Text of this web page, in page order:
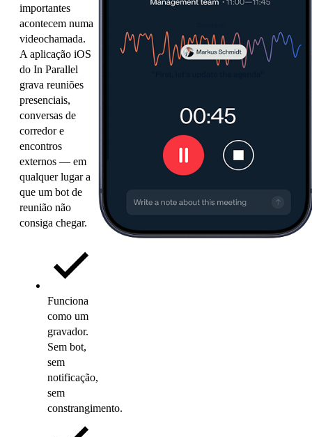
importantes
acontecem numa
videochamada.
A aplicação iOS
do In Parallel
grava reuniões
presenciais,
conversas de
corredor e
encontros
externos — em
qualquer lugar a
que um bot de
reunião não
consiga chegar.
Funciona
como um
gravador.
Sem bot,
sem
notificação,
sem
constrangimento.